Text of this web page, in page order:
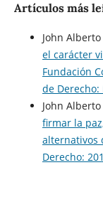
Artículos más
John
el carácter
Fundación
de Derecho:
John
firmar la
alternativos
Derecho: